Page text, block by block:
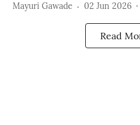
Mayuri Gawade 02 Jun 2026
Read